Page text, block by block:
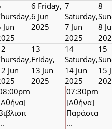
Jun
6 Friday,
6 Jun
2025
7
Saturday,
7 Jun
2025
8
8
Jun
13
Friday,
13 Jun
2025
14
Saturday,
14 Jun
2025
07:30pm
[Αθήνα]
Παράστα
...
15
15